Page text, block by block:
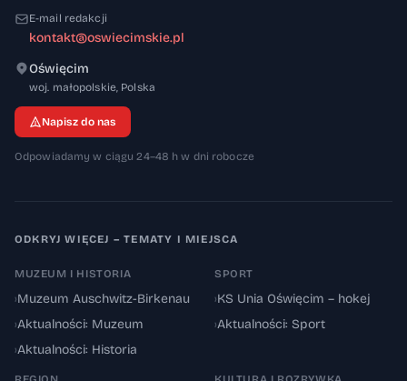
E-mail redakcji
kontakt@oswiecimskie.pl
Oświęcim
woj. małopolskie, 32-600
Polska
Napisz do nas
Odpowiadamy w ciągu 24–48 h w dni robocze
ODKRYJ WIĘCEJ – TEMATY I MIEJSCA
MUZEUM I HISTORIA
›Muzeum Auschwitz-Birkenau
›Aktualności: Muzeum
›Aktualności: Historia
SPORT
›KS Unia Oświęcim – hokej
›Aktualności: Sport